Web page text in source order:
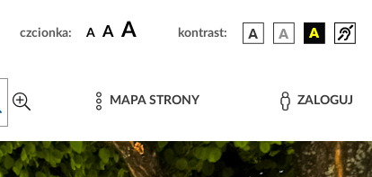
czcionka: A A A kontrast:
MAPA STRONY ZALOGUJ